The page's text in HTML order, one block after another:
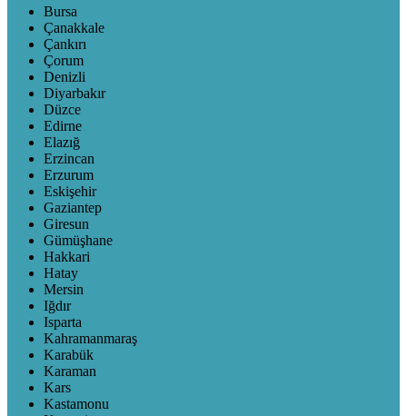
Bursa
Çanakkale
Çankırı
Çorum
Denizli
Diyarbakır
Düzce
Edirne
Elazığ
Erzincan
Erzurum
Eskişehir
Gaziantep
Giresun
Gümüşhane
Hakkari
Hatay
Mersin
Iğdır
Isparta
Kahramanmaraş
Karabük
Karaman
Kars
Kastamonu